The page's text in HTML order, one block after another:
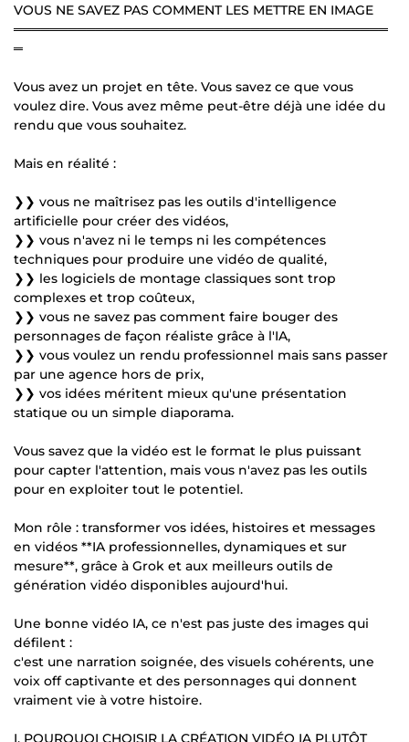
VOUS NE SAVEZ PAS COMMENT LES METTRE EN IMAGE
═════════════════════════════════════════
═
Vous avez un projet en tête. Vous savez ce que vous
voulez dire. Vous avez même peut-être déjà une idée du
rendu que vous souhaitez.
Mais en réalité :
❯❯ vous ne maîtrisez pas les outils d'intelligence
artificielle pour créer des vidéos,
❯❯ vous n'avez ni le temps ni les compétences
techniques pour produire une vidéo de qualité,
❯❯ les logiciels de montage classiques sont trop
complexes et trop coûteux,
❯❯ vous ne savez pas comment faire bouger des
personnages de façon réaliste grâce à l'IA,
❯❯ vous voulez un rendu professionnel mais sans passer
par une agence hors de prix,
❯❯ vos idées méritent mieux qu'une présentation
statique ou un simple diaporama.
Vous savez que la vidéo est le format le plus puissant
pour capter l'attention, mais vous n'avez pas les outils
pour en exploiter tout le potentiel.
Mon rôle : transformer vos idées, histoires et messages
en vidéos **IA professionnelles, dynamiques et sur
mesure**, grâce à Grok et aux meilleurs outils de
génération vidéo disponibles aujourd'hui.
Une bonne vidéo IA, ce n'est pas juste des images qui
défilent :
c'est une narration soignée, des visuels cohérents, une
voix off captivante et des personnages qui donnent
vraiment vie à votre histoire.
I. POURQUOI CHOISIR LA CRÉATION VIDÉO IA PLUTÔT